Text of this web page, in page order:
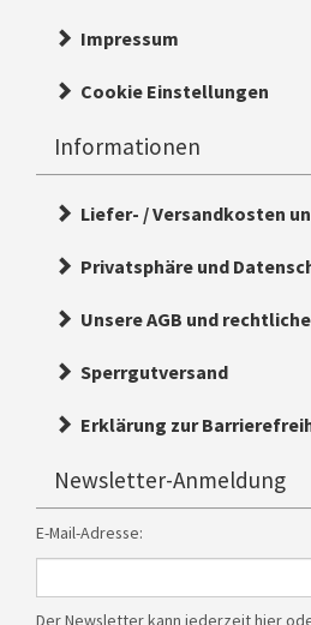
Impressum
Cookie Einstellungen
Informationen
Liefer- / Versandkosten
Privatsphäre und
Unsere AGB und
Sperrgutversand
Erklärung zur
Newsletter-Anmeldung
E-Mail-Adresse:
E-
Der Newsletter kann jederzeit hier